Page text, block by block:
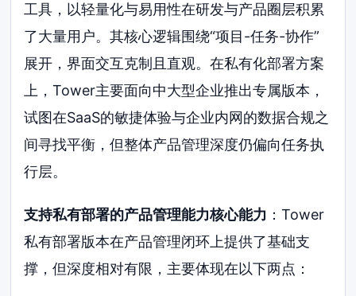
工具，以轻量化与易用性在研发与产品圈层积累
了大量用户。其核心逻辑围绕“项目-任务-协作”
展开，界面交互克制且直观。在私有化部署方案
上，Tower主要面向中大型企业推出专属版本，
试图在SaaS的敏捷体验与企业内网的数据合规之
间寻找平衡，但整体产品管理深度仍偏向任务执
行层。
支持私有部署的产品管理能力核心能力 ：Tower
私有部署版本在产品管理闭环上提供了基础支
撑，但深度相对有限，主要体现在以下两点：